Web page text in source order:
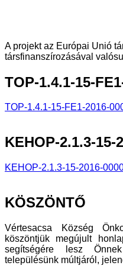
A projekt az Európai Unió
társfinanszírozásával
TOP-1.4.1-15-
TOP-1.4.1-15-FE1-2016-
KEHOP-2.1.3-15-
KEHOP-2.1.3-15-2016-
KÖSZÖNTŐ
Vértesacsa Község
köszöntjük megújult
segítségére lesz
településünk múltjáról,